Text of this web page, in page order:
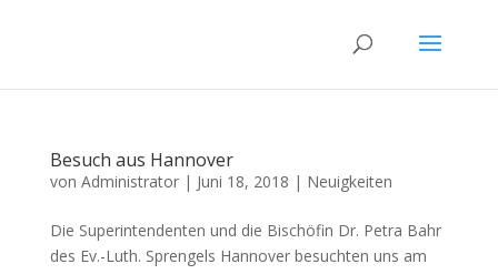
Besuch aus Hannover
von Administrator| Juni 18, 2018 | Neuigkeiten
Die Superintendenten und die Bischöfin Dr. Petra Bahr
des Ev.-Luth. Sprengels Hannover besuchten uns am